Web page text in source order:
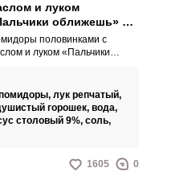
и луком
оближешь» на
в банках
половинками с
и луком «Пальчики
или праздничного
Такое овощное угощение
насыщенным вкусом,
лук репчатый,
горошек, вода,
столовый 9%, соль,
1605 0